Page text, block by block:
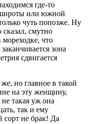
где-то
широты или южной
чуть попозже. Ну
смутно
что
зона
сдвигается
но главное в такой
на эту женщину,
такая уж она
так и ему
не брак! Да